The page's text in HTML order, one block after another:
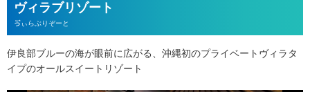
ヴィラブリゾート
ゔぃらぶりぞーと
伊良部ブルーの海が眼前に広がる、沖縄初のプライベートヴィラタ
イプのオールスイートリゾート